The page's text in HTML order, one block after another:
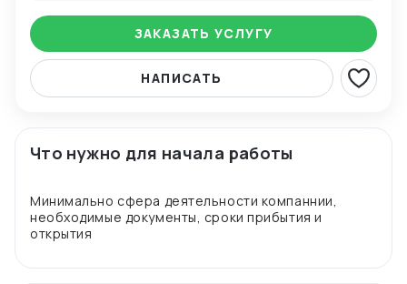
ЗАКАЗАТЬ УСЛУГУ
НАПИСАТЬ
Что нужно для начала работы
Минимально сфера деятельности компаннии,
необходимые документы, сроки прибытия и